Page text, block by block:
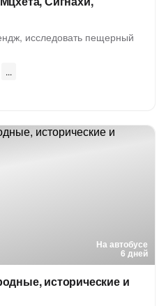
исследовать пещерный
На автобусе
6 дней
исторические и